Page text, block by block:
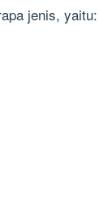
jenis, yaitu: